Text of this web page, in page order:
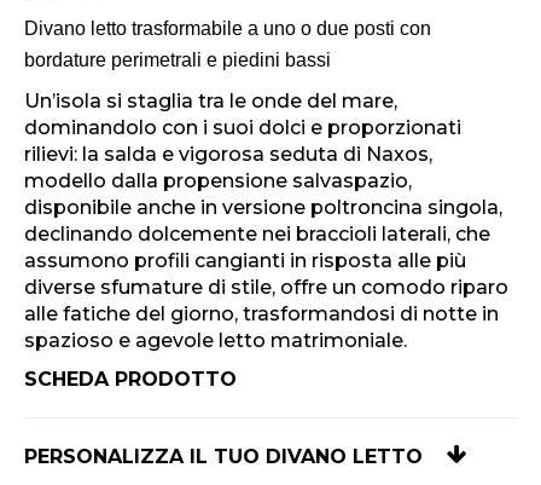
Divano letto trasformabile a uno o due posti con
bordature perimetrali e piedini bassi
Un’isola si staglia tra le onde del mare,
dominandolo con i suoi dolci e proporzionati
rilievi: la salda e vigorosa seduta di Naxos,
modello dalla propensione salvaspazio,
disponibile anche in versione poltroncina singola,
declinando dolcemente nei braccioli laterali, che
assumono profili cangianti in risposta alle più
diverse sfumature di stile, offre un comodo riparo
alle fatiche del giorno, trasformandosi di notte in
spazioso e agevole letto matrimoniale.
SCHEDA PRODOTTO
PERSONALIZZA IL TUO DIVANO LETTO